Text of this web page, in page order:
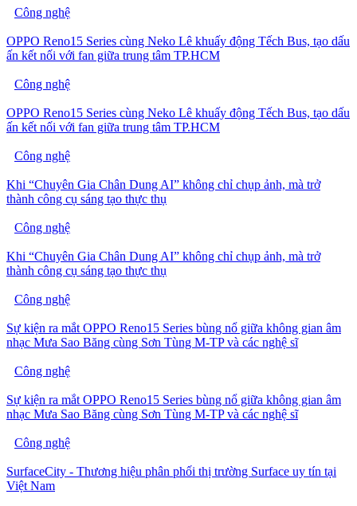
Công nghệ
OPPO Reno15 Series cùng Neko Lê khuấy động Tếch Bus, tạo dấu
ấn kết nối với fan giữa trung tâm TP.HCM
Công nghệ
OPPO Reno15 Series cùng Neko Lê khuấy động Tếch Bus, tạo dấu
ấn kết nối với fan giữa trung tâm TP.HCM
Công nghệ
Khi “Chuyên Gia Chân Dung AI” không chỉ chụp ảnh, mà trở
thành công cụ sáng tạo thực thụ
Công nghệ
Khi “Chuyên Gia Chân Dung AI” không chỉ chụp ảnh, mà trở
thành công cụ sáng tạo thực thụ
Công nghệ
Sự kiện ra mắt OPPO Reno15 Series bùng nổ giữa không gian âm
nhạc Mưa Sao Băng cùng Sơn Tùng M-TP và các nghệ sĩ
Công nghệ
Sự kiện ra mắt OPPO Reno15 Series bùng nổ giữa không gian âm
nhạc Mưa Sao Băng cùng Sơn Tùng M-TP và các nghệ sĩ
Công nghệ
SurfaceCity - Thương hiệu phân phối thị trường Surface uy tín tại
Việt Nam